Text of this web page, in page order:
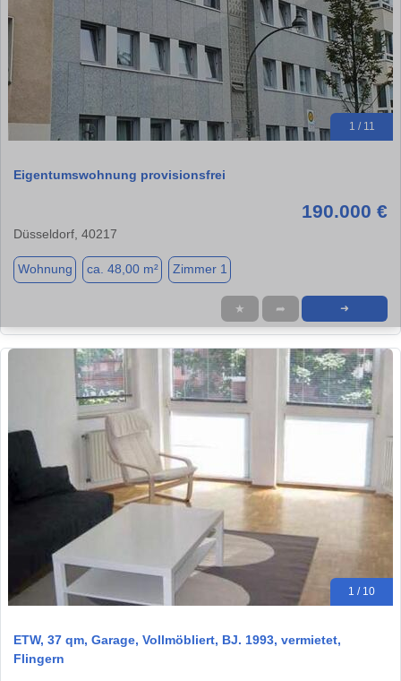
1 / 11
Eigentumswohnung provisionsfrei
190.000 €
Düsseldorf, 40217
Wohnung ca. 48,00 m² Zimmer 1
★ ➦ ➜
1 / 10
ETW, 37 qm, Garage, Vollmöbliert, BJ. 1993, vermietet,
Flingern